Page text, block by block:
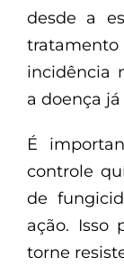
desde a
incidência
a doença
É
controle
de
ação. Isso
torne